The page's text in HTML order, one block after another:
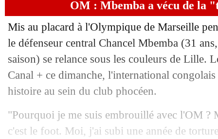
OM : Mbemba a vécu de la
Mis au placard à l'Olympique de Marseille
le défenseur central Chancel Mbemba (31
saison) se relance sous les couleurs de Lille.
Canal + ce dimanche, l'international
histoire au sein du club phocéen.
"Pourquoi je me suis embrouillé avec l'OM ?
c'est le foot. Moi, j'ai subi une année de
30/11 Liverpool: Salah sur le banc, Slot se
30/11 Man Utd: Amorim et l'anxiété de
30/11 Monaco : Pocognoli juge les progrès
30/11 Ang.: renversant, Manchester United
CdF: Châteauroux plus faible que sa